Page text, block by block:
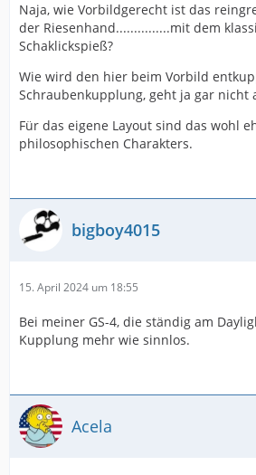
Naja, wie Vorbildgerecht ist das
der Riesenhand...............mit dem
Schaklickspieß?
Wie wird den hier beim Vorbild
Schraubenkupplung, geht ja gar nicht
Für das eigene Layout sind das wohl
philosophischen Charakters.
bigboy4015
15. April 2024 um 18:55
Bei meiner GS-4, die ständig am
Kupplung mehr wie sinnlos.
Acela